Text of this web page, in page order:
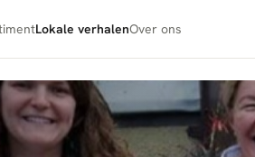
Lokale verhalenOver ons